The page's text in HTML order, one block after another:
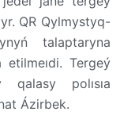
QR Qylmystyq-
talaptaryna
Tergeý
polısıa
Ázirbek.